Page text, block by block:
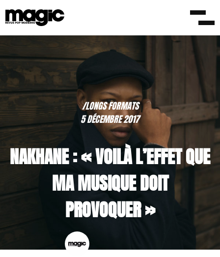
/LONGS FORMATS
5 DÉCEMBRE 2017
NAKHANE : « VOILÀ L’EFFET QUE
MA MUSIQUE DOIT
PROVOQUER »